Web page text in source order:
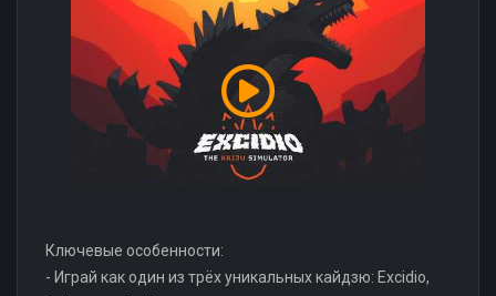
Ключевые особенности:
- Играй как один из трёх уникальных кайдзю: Excidio,